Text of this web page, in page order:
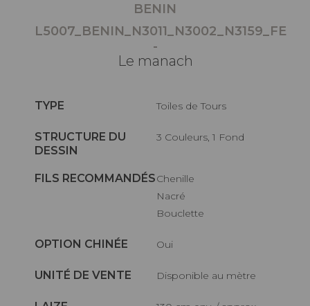
BENIN
L5007_BENIN_N3011_N3002_N3159_FE
-
Le manach
TYPE Toiles de Tours
STRUCTURE DU
DESSIN
3 Couleurs, 1 Fond
FILS RECOMMANDÉS
Chenille
Nacré
Bouclette
OPTION CHINÉE Oui
UNITÉ DE VENTE Disponible au mètre